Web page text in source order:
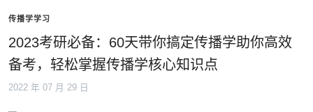
传播学学习
2023考研必备：60天带你搞定传播学助你高效
备考，轻松掌握传播学核心知识点
2022 年 07 月 29 日